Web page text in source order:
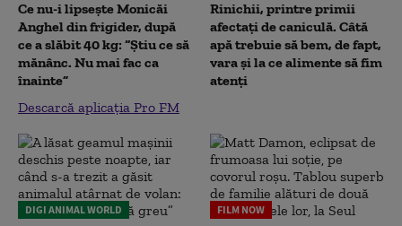
Ce nu-i lipsește Monicăi
Anghel din frigider, după
ce a slăbit 40 kg: “Știu ce să
mănânc. Nu mai fac ca
înainte”
Descarcă aplicația Pro FM
Rinichii, printre primii
afectați de caniculă. Câtă
apă trebuie să bem, de fapt,
vara și la ce alimente să fim
atenți
DIGI ANIMAL WORLD FILM NOW